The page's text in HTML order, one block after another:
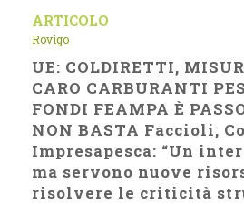
ARTICOLO
Rovigo
UE: COLDIRETTI,
CARO CARBURANTI
FONDI FEAMPA È
NON BASTA Faccioli,
Impresapesca: “Un
ma servono nuove
risolvere le criticità